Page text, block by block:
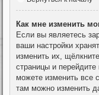
Как мне изменить
Если вы являетесь
ваши настройки
изменить их,
страницы и
можете изменить все
там можно изменить